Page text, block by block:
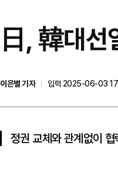
日, 韓대선
이은별 기자
입력 2025-06-03
정권 교체와 관계없이